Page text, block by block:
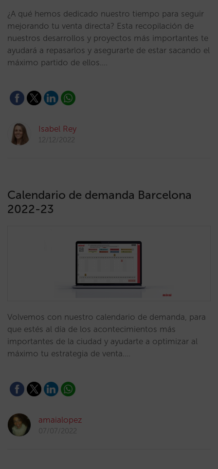
¿A qué hemos dedicado nuestro tiempo para seguir
mejorando tu venta directa? Esta recopilación de
nuestros desarrollos y proyectos más importantes te
ayudará a repasarlos y asegurarte de estar sacando el
máximo partido de ellos.…
Isabel Rey
12/12/2022
Calendario de demanda Barcelona
2022-23
Volvemos con nuestro calendario de demanda, para
que estés al día de los acontecimientos más
importantes de la ciudad y ayudarte a optimizar al
máximo tu estrategia de venta.…
amaialopez
07/07/2022